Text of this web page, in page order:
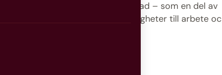
till våra insatser via Göteborgs Stad – som en del av
på att ge alla invånare bättre möjligheter till arbete